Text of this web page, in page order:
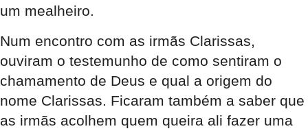
um mealheiro.
Num encontro com as irmãs Clarissas,
ouviram o testemunho de como sentiram o
chamamento de Deus e qual a origem do
nome Clarissas. Ficaram também a saber que
as irmãs acolhem quem queira ali fazer uma